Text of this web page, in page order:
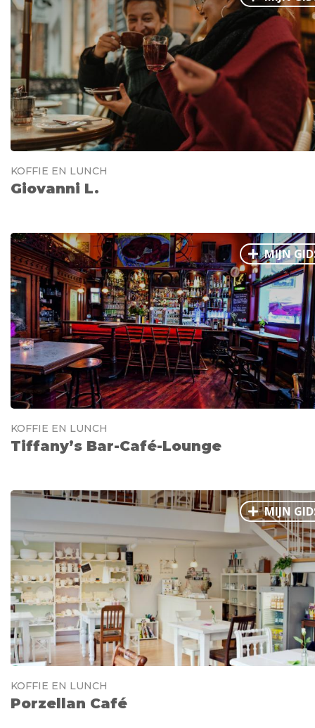
KOFFIE EN LUNCH
Giovanni L.
MIJN
KOFFIE EN LUNCH
Tiffany’s Bar-Café-Lounge
MIJN
KOFFIE EN LUNCH
Porzellan Café